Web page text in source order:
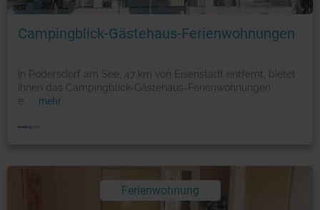
Foto: © booking.com
Campingblick-Gästehaus-Ferienwohnungen
In Podersdorf am See, 47 km von Eisenstadt entfernt, bietet
Ihnen das Campingblick-Gästehaus-Ferienwohnungen
e
mehr
Ferienwohnung